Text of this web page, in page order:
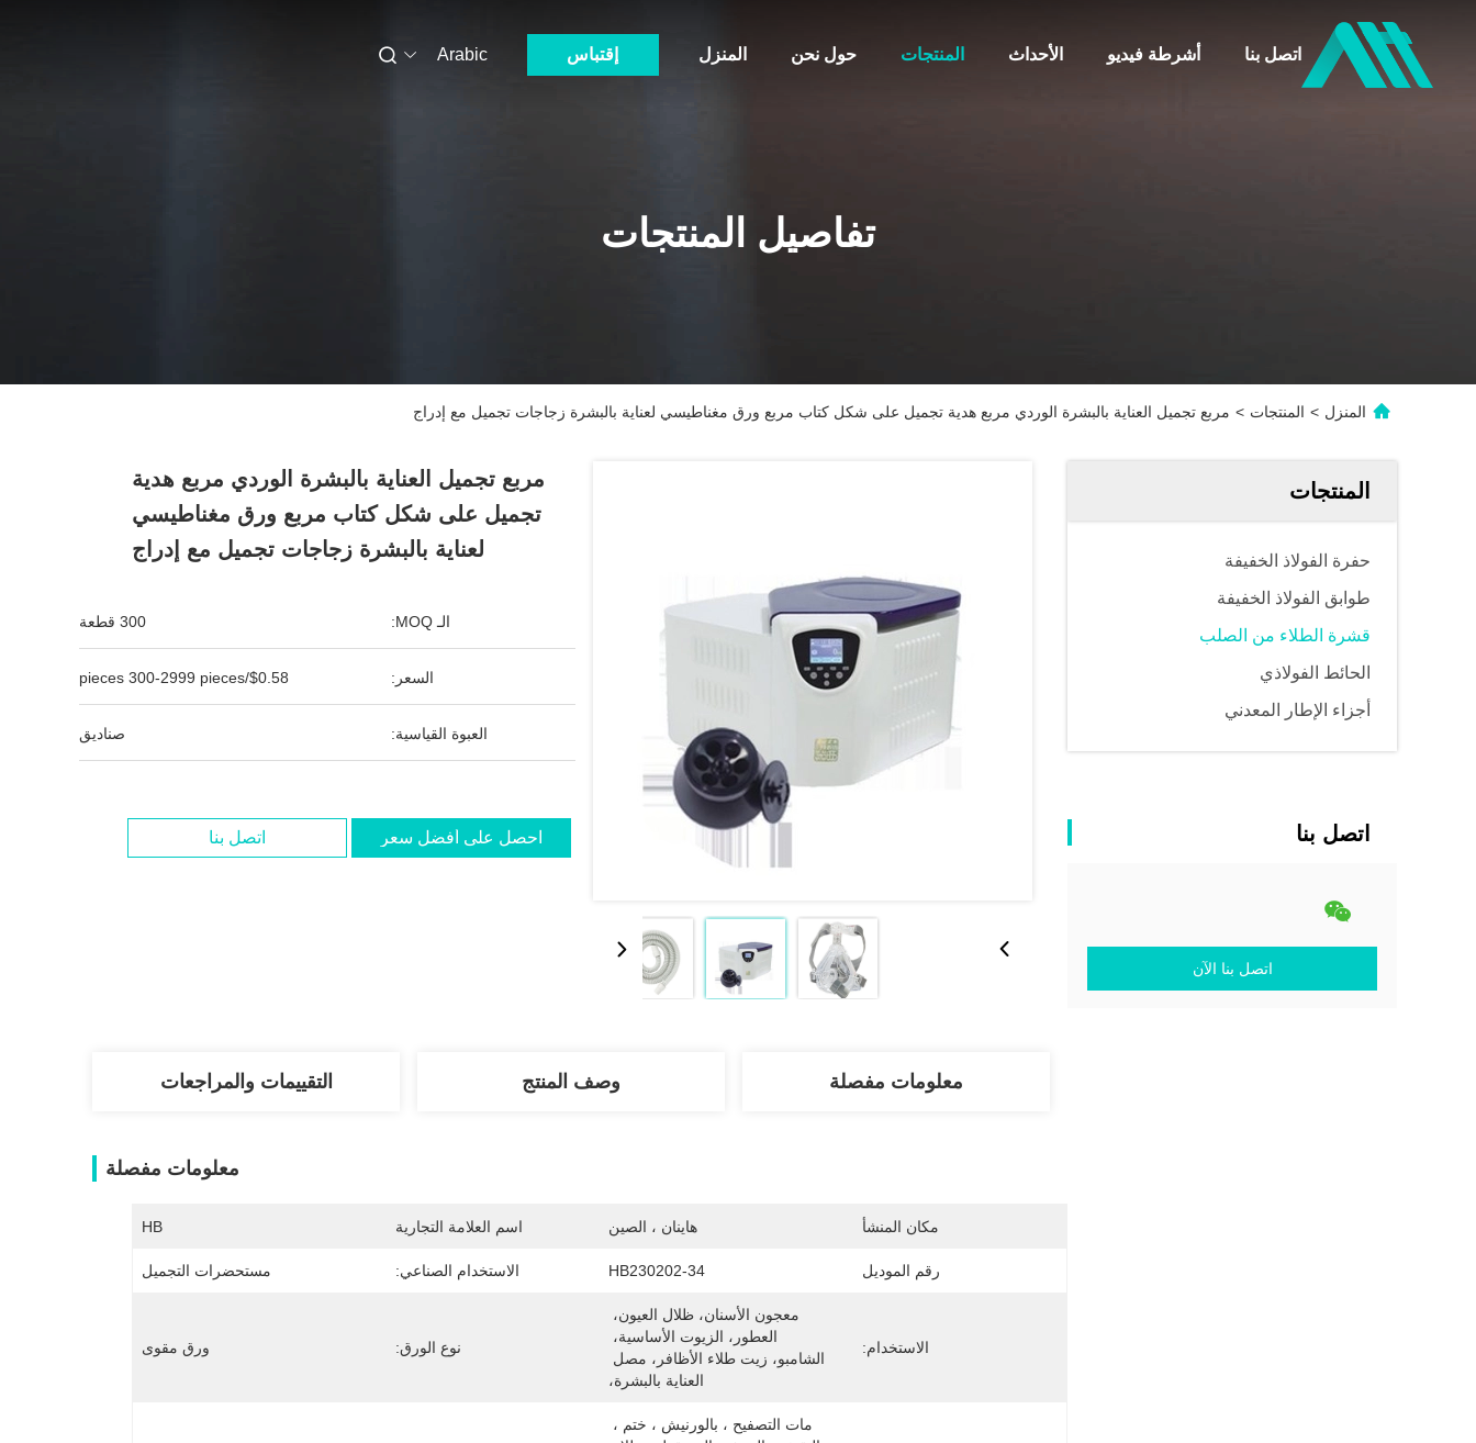
المنزل حول نحن المنتجات الأحداث أشرطة فيديو اتصل بنا إقتباس Arabic
تفاصيل المنتجات
المنزل > المنتجات > مربع تجميل العناية بالبشرة الوردي مربع هدية تجميل على شكل كتاب مربع ورق مغناطيسي لعناية بالبشرة زجاجات تجميل مع إدراج
المنتجات
حفرة الفولاذ الخفيفة
طوابق الفولاذ الخفيفة
قشرة الطلاء من الصلب
الحائط الفولاذي
أجزاء الإطار المعدني
اتصل بنا
اتصل بنا الآن
مربع تجميل العناية بالبشرة الوردي مربع هدية
تجميل على شكل كتاب مربع ورق مغناطيسي
لعناية بالبشرة زجاجات تجميل مع إدراج
الـ MOQ: 300 قطعة
السعر: $0.58/pieces 300-2999 pieces
العبوة القياسية: صناديق
احصل على أفضل سعر اتصل بنا
معلومات مفصلة وصف المنتج التقييمات والمراجعات
معلومات مفصلة
مكان المنشأ هاينان ، الصين اسم العلامة التجارية HB
رقم الموديل HB230202-34 الاستخدام الصناعي: مستحضرات التجميل
الاستخدام:
العناية بالبشرة،
نوع الورق: ورق مقوى